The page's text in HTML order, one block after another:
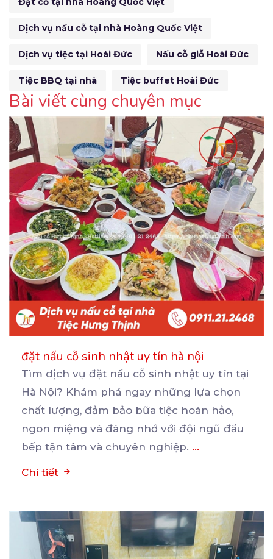
Dịch vụ nấu cỗ tại nhà Hoàng Quốc Việt
Dịch vụ tiệc tại Hoài Đức Nấu cỗ giỗ Hoài Đức
Tiệc BBQ tại nhà Tiệc buffet Hoài Đức
Bài viết cùng chuyên mục
đặt nấu cỗ sinh nhật uy tín hà nội
Tìm dịch vụ đặt nấu cỗ sinh nhật uy tín tại
Hà Nội? Khám phá ngay những lựa chọn
chất lượng, đảm bảo bữa tiệc hoàn hảo,
ngon miệng và đáng nhớ với đội ngũ đầu
bếp tận tâm và chuyên nghiệp. ...
Chi tiết